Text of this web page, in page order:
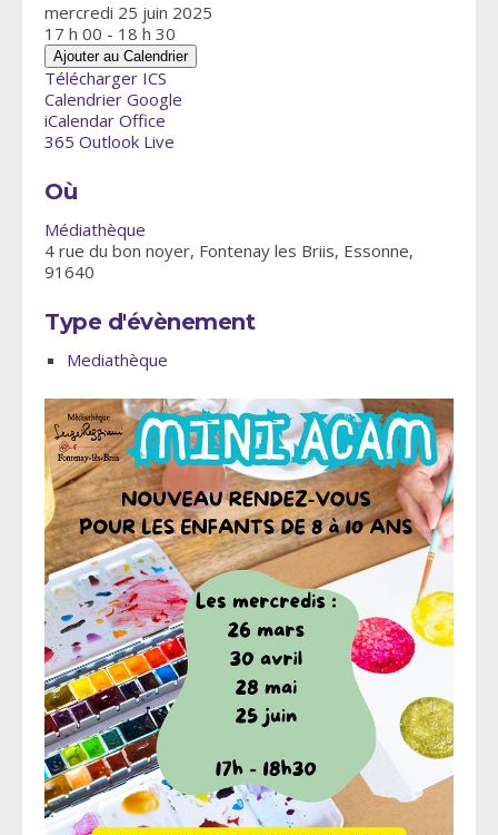
mercredi 25 juin 2025
17 h 00 - 18 h 30
Ajouter au Calendrier
Télécharger ICS
Calendrier Google
iCalendar Office
365 Outlook Live
Où
Médiathèque
4 rue du bon noyer, Fontenay les Briis, Essonne,
91640
Type d'évènement
Mediathèque